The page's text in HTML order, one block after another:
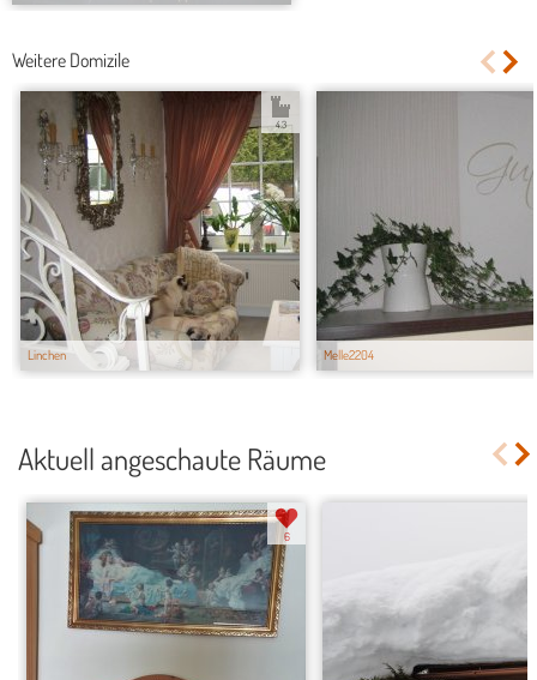
Weitere Domizile
Linchen
4.3
Melle2204
Aktuell angeschaute Räume
6